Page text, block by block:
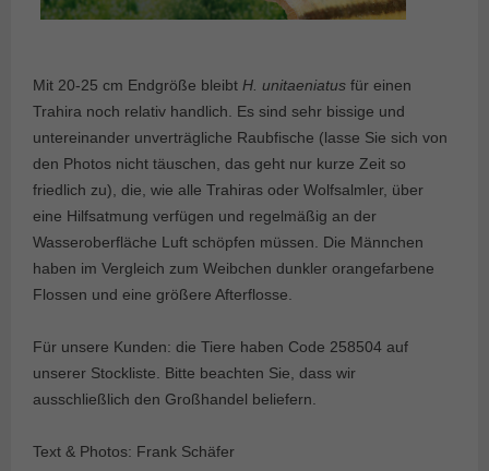
Mit 20-25 cm Endgröße bleibt H. unitaeniatus für einen
Trahira noch relativ handlich. Es sind sehr bissige und
untereinander unverträgliche Raubfische (lasse Sie sich von
den Photos nicht täuschen, das geht nur kurze Zeit so
friedlich zu), die, wie alle Trahiras oder Wolfsalmler, über
eine Hilfsatmung verfügen und regelmäßig an der
Wasseroberfläche Luft schöpfen müssen. Die Männchen
haben im Vergleich zum Weibchen dunkler orangefarbene
Flossen und eine größere Afterflosse.
Für unsere Kunden: die Tiere haben Code 258504 auf
unserer Stockliste. Bitte beachten Sie, dass wir
ausschließlich den Großhandel beliefern.
Text & Photos: Frank Schäfer